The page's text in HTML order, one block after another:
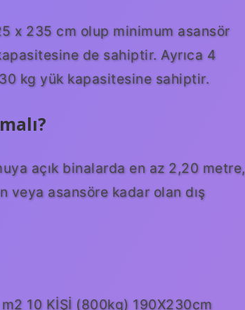
x 235 cm olup minimum asansör
de sahiptir. Ayrıca 4
kg yük kapasitesine sahiptir.
açık binalarda en az 2,20 metre,
veya asansöre kadar olan dış
10 KİŞİ (800kg) 190X230cm